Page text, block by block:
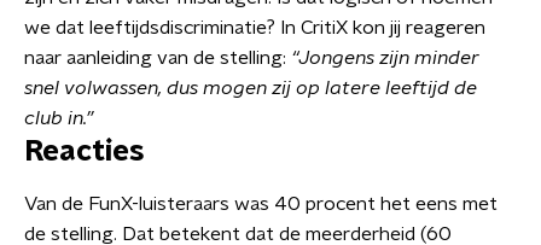
we dat leeftijdsdiscriminatie? In CritiX kon jij reageren
naar aanleiding van de stelling: “Jongens zijn minder
snel volwassen, dus mogen zij op latere leeftijd de
club in.”
Reacties
Van de FunX-luisteraars was 40 procent het eens met
de stelling. Dat betekent dat de meerderheid (60